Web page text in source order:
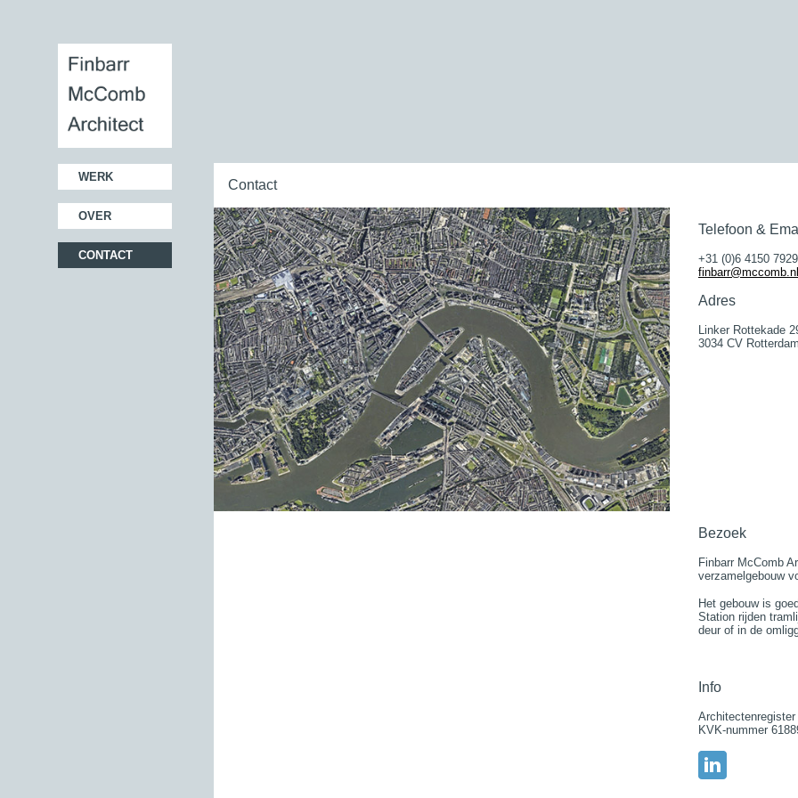
WERK
OVER
CONTACT
Contact
Telefoon &
+31 (0)6 4150 7929
finbarr@mccomb.nl
Adres
Linker Rottekade
3034 CV Rotterdam
Bezoek
Finbarr McComb
verzamelgebouw
Het gebouw is
Station rijden
deur of in de
Info
KVK-nummer